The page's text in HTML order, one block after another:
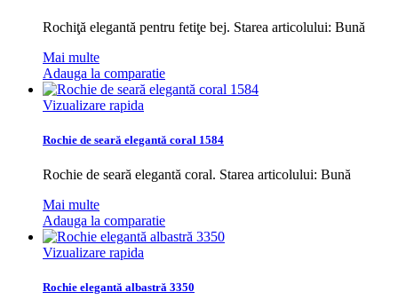
Rochiţă elegantă pentru fetiţe bej. Starea articolului: Bună
Mai multe
Adauga la comparatie
Vizualizare rapida
Rochie de seară elegantă coral 1584
Rochie de seară elegantă coral. Starea articolului: Bună
Mai multe
Adauga la comparatie
Vizualizare rapida
Rochie elegantă albastră 3350